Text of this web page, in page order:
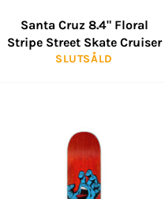
Santa Cruz 8.4" Floral
Stripe Street Skate Cruiser
SLUTSÅLD